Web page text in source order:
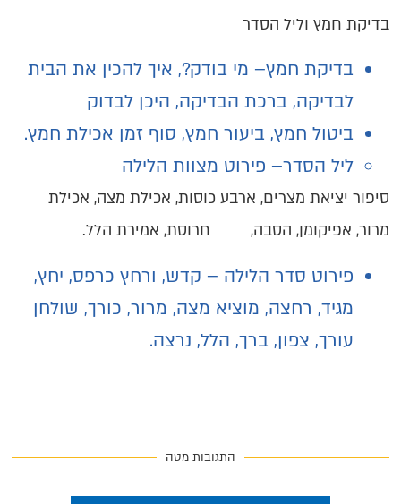
בדיקת חמץ וליל הסדר
בדיקת חמץ– מי בודק?, איך להכין את הבית
לבדיקה, ברכת הבדיקה, היכן לבדוק
ביטול חמץ, ביעור חמץ, סוף זמן אכילת חמץ.
ליל הסדר– פירוט מצוות הלילה
סיפור יציאת מצרים, ארבע כוסות, אכילת מצה, אכילת
מרור, אפיקומן, הסבה, חרוסת, אמירת הלל.
פירוט סדר הלילה– קדש, ורחץ כרפס, יחץ,
מגיד, רחצה, מוציא מצה, מרור, כורך, שולחן
עורך, צפון, ברך, הלל, נרצה.
התגובות מטה